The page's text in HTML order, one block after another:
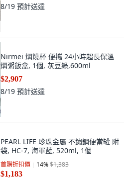
8/19 預計送達
Nirmei 燜燒杯 便攜 24小時超長保溫
燜粥飯盒, 1個, 灰豆綠,600ml
$2,907
8/19 預計送達
PEARL LIFE 珍珠金屬 不鏽鋼便當罐 附
袋, HC-7, 海軍藍, 520ml, 1個
首購折扣價 14%$1,383
$1,183